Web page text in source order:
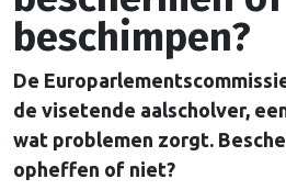
beschimpen?
De
de visetende aalscholver,
wat problemen zorgt.
opheffen of niet?